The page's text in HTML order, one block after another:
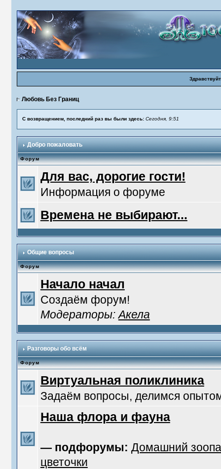
Любовь Без Границ
С возвращением, последний раз вы были здесь: Сегодня, 9:51
Добро пожаловать
Форум
Для вас, дорогие гости!
Информация о форуме
Времена не выбирают...
Общие вопросы
Форум
Начало начал
Создаём форум!
Модераторы:Акела
Разговоры обо всём
Форум
Виртуальная поликлиника
Задаём вопросы, делимся
Наша флора и фауна
— подфорумы: Домашний
цветочки